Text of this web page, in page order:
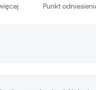
Punkt